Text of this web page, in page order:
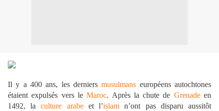
Il y a 400 ans, les derniersmusulmans européens autochtones
étaient expulsés vers leMaroc. Après la chute de Grenadeen
1492, laculture arabeet l’islam n’ont pas disparu aussitôt